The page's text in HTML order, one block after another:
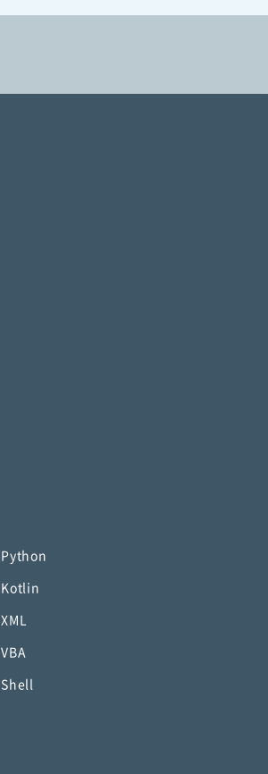
Python
Kotlin
XML
VBA
Shell